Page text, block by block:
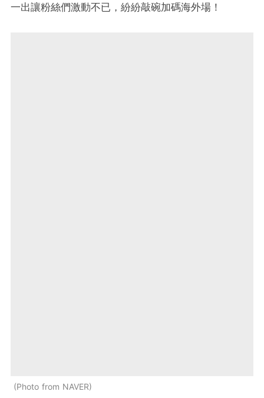
一出讓粉絲們激動不已，紛紛敲碗加碼海外場！
Photo from NAVER